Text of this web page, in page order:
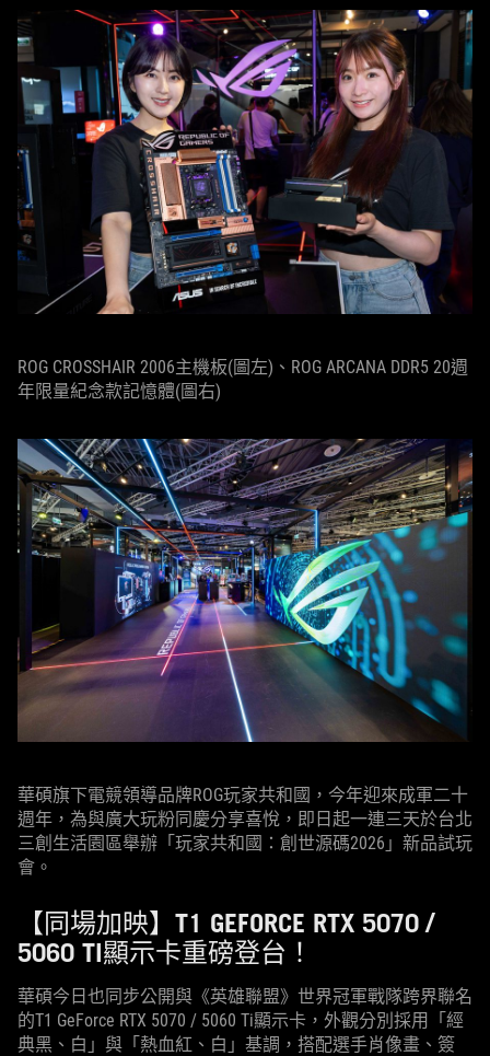
ROG CROSSHAIR 2006主機板(圖左)、ROG ARCANA DDR5 20週
年限量紀念款記憶體(圖右)
華碩旗下電競領導品牌ROG玩家共和國，今年迎來成軍二十
週年，為與廣大玩粉同慶分享喜悅，即日起一連三天於台北
三創生活園區舉辦「玩家共和國：創世源碼2026」新品試玩
會。
【同場加映】T1 GEFORCE RTX 5070 /
5060 TI顯示卡重磅登台！
華碩今日也同步公開與《英雄聯盟》世界冠軍戰隊跨界聯名
的T1 GeForce RTX 5070 / 5060 Ti顯示卡，外觀分別採用「經
典黑、白」與「熱血紅、白」基調，搭配選手肖像畫、簽